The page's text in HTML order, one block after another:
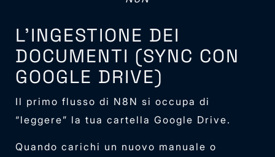
L’INGESTIONE DEI
DOCUMENTI (SYNC CON
GOOGLE DRIVE)
Il primo flusso di N8N si occupa di
“leggere” la tua cartella Google Drive.
Quando carichi un nuovo manuale o